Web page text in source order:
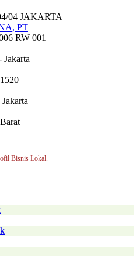
04 JAKARTA
PT
RW 001
Bisnis Lokal.